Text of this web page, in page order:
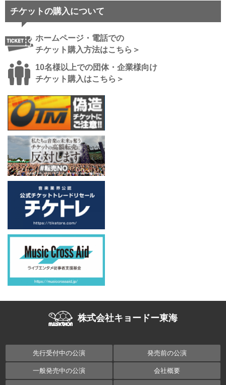
チケットの購入について
ホームページ・電話での
チケット購入方法はこちら＞
10名様以上での団体・企業様向け
チケット購入はこちら＞
株式会社キョードー東海
先行受付中の公演 発売前の公演
一般発売中の公演 会社概要